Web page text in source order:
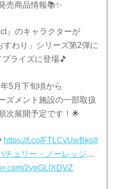
売商品情報📚✨
』のキャラクターが
すわり」シリーズ第2弾に
プライズに登場🎵
5月下旬頃から
ズメント施設の一部取扱
次展開予定です！🌟
https://t.co/FTLCvUwBko#
チュリー・ノーレッジ…
2ypGLlXDVZ